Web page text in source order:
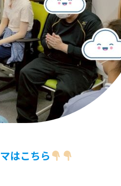
はこちら